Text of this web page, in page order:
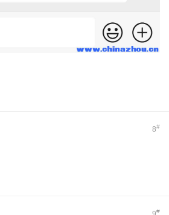
8#
#